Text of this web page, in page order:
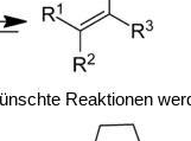
Reaktionen